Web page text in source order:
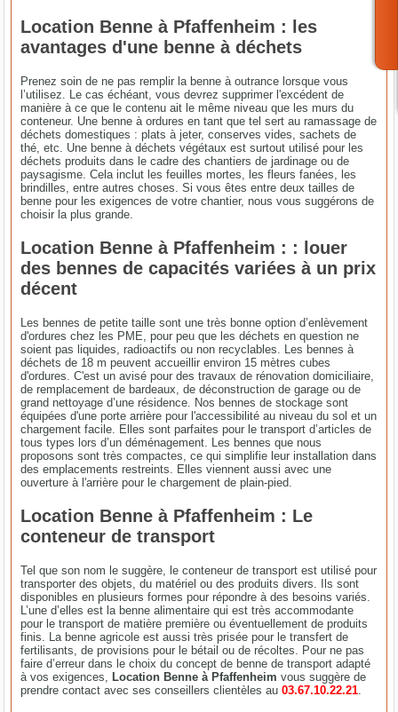
Location Benne à Pfaffenheim : les
avantages d'une benne à déchets
Prenez soin de ne pas remplir la benne à outrance lorsque vous
l’utilisez. Le cas échéant, vous devrez supprimer l'excédent de
manière à ce que le contenu ait le même niveau que les murs du
conteneur. Une benne à ordures en tant que tel sert au ramassage de
déchets domestiques : plats à jeter, conserves vides, sachets de
thé, etc. Une benne à déchets végétaux est surtout utilisé pour les
déchets produits dans le cadre des chantiers de jardinage ou de
paysagisme. Cela inclut les feuilles mortes, les fleurs fanées, les
brindilles, entre autres choses. Si vous êtes entre deux tailles de
benne pour les exigences de votre chantier, nous vous suggérons de
choisir la plus grande.
Location Benne à Pfaffenheim : : louer
des bennes de capacités variées à un prix
décent
Les bennes de petite taille sont une très bonne option d’enlèvement
d'ordures chez les PME, pour peu que les déchets en question ne
soient pas liquides, radioactifs ou non recyclables. Les bennes à
déchets de 18 m peuvent accueillir environ 15 mètres cubes
d'ordures. C'est un avisé pour des travaux de rénovation domiciliaire,
de remplacement de bardeaux, de déconstruction de garage ou de
grand nettoyage d’une résidence. Nos bennes de stockage sont
équipées d'une porte arrière pour l'accessibilité au niveau du sol et un
chargement facile. Elles sont parfaites pour le transport d’articles de
tous types lors d’un déménagement. Les bennes que nous
proposons sont très compactes, ce qui simplifie leur installation dans
des emplacements restreints. Elles viennent aussi avec une
ouverture à l'arrière pour le chargement de plain-pied.
Location Benne à Pfaffenheim : Le
conteneur de transport
Tel que son nom le suggère, le conteneur de transport est utilisé pour
transporter des objets, du matériel ou des produits divers. Ils sont
disponibles en plusieurs formes pour répondre à des besoins variés.
L’une d’elles est la benne alimentaire qui est très accommodante
pour le transport de matière première ou éventuellement de produits
finis. La benne agricole est aussi très prisée pour le transfert de
fertilisants, de provisions pour le bétail ou de récoltes. Pour ne pas
faire d’erreur dans le choix du concept de benne de transport adapté
à vos exigences,Location Benne à Pfaffenheimvous suggère de
prendre contact avec ses conseillers clientèles au03.67.10.22.21